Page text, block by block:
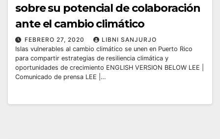
sobre su potencial de colaboración
ante el cambio climático
FEBRERO 27, 2020
LIBNI SANJURJO
Islas vulnerables al cambio climático se unen en Puerto Rico
para compartir estrategias de resiliencia climática y
oportunidades de crecimiento ENGLISH VERSION BELOW LEE |
Comunicado de prensa LEE |…